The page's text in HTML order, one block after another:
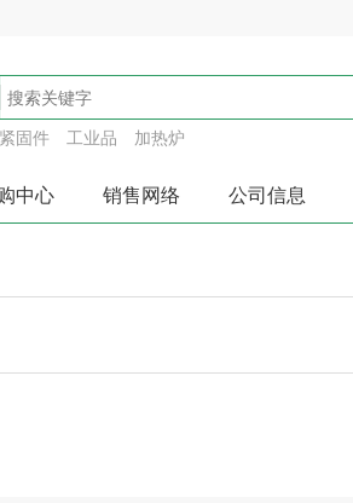
紧固件 工业品 加热炉
中心 销售网络 公司信息